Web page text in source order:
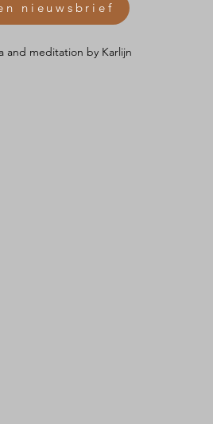
nieuwsbrief
and meditation by Karlijn